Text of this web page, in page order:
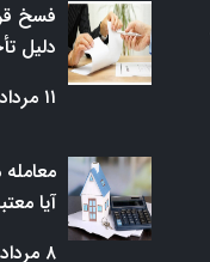
فسخ
دلیل
۱۱ مرداد ۱۴۰۵
آیا
۸ مرداد ۱۴۰۵